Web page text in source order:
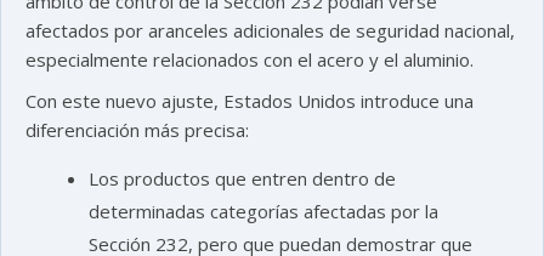
afectados por aranceles adicionales de seguridad nacional,
especialmente relacionados con el acero y el aluminio.
Con este nuevo ajuste, Estados Unidos introduce una
diferenciación más precisa:
Los productos que entren dentro de
determinadas categorías afectadas por la
Sección 232, pero que puedan demostrar que